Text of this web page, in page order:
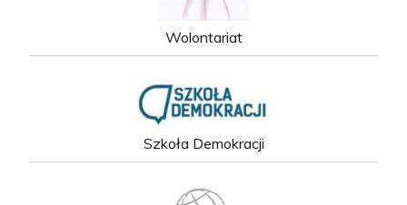
Wolontariat
Szkoła Demokracji